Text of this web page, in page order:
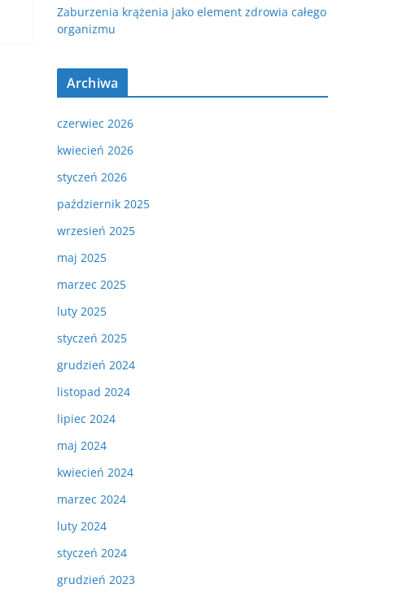
Zaburzenia krążenia jako element zdrowia całego
organizmu
Archiwa
czerwiec 2026
kwiecień 2026
styczeń 2026
październik 2025
wrzesień 2025
maj 2025
marzec 2025
luty 2025
styczeń 2025
grudzień 2024
listopad 2024
lipiec 2024
maj 2024
kwiecień 2024
marzec 2024
luty 2024
styczeń 2024
grudzień 2023